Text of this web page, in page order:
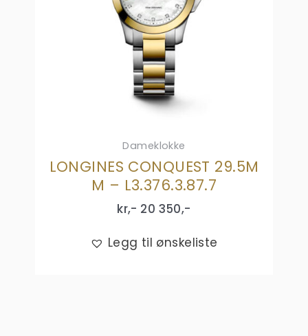
Dameklokke
LONGINES CONQUEST 29.5M
M – L3.376.3.87.7
kr,- 20 350,-
Legg til ønskeliste